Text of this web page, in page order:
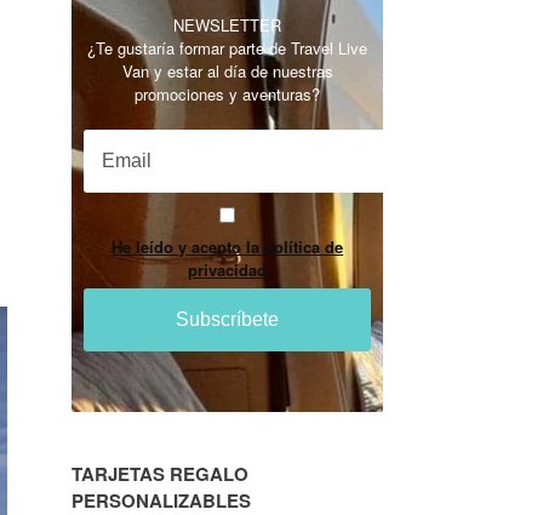
NEWSLETTER
¿Te gustaría formar parte de Travel Live
Van y estar al día de nuestras
promociones y aventuras?
He leído y acepto la política de
privacidad
TARJETAS REGALO
PERSONALIZABLES